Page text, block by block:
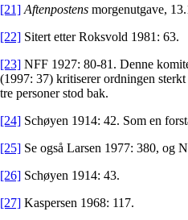
[21] Aftenpostens morgenutgave,
[22] Sitert etter Roksvold 1981: 63.
[23] NFF 1927: 80-81. Denne
(1997: 37) kritiserer ordningen
tre personer stod bak.
[24] Schøyen 1914: 42. Som en
[25] Se også Larsen 1977: 380, og
[26] Schøyen 1914: 43.
[27] Kaspersen 1968: 117.